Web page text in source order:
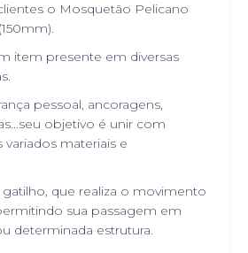
o Mosquetão Pelicano
item presente em diversas
pessoal, ancoragens,
objetivo é unir com
variados materiais e
que realiza o movimento
sua passagem em
determinada estrutura.